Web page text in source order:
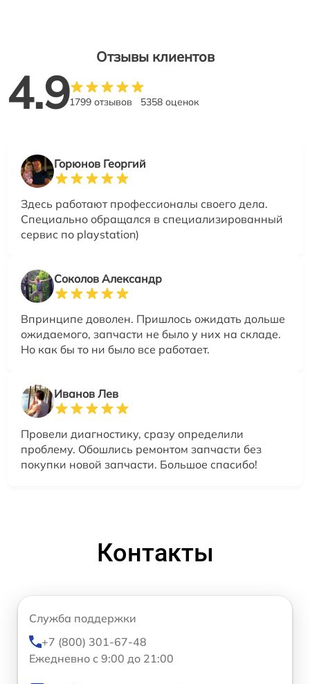
Отзывы клиентов
4.91799 отзывов 5358 оценок
Горюнов Георгий
Здесь работают профессионалы своего дела.
Специально обращался в специализированный
сервис по playstation)
Соколов Александр
Впринципе доволен. Пришлось ожидать дольше
ожидаемого, запчасти не было у них на складе.
Но как бы то ни было все работает.
Иванов Лев
Провели диагностику, сразу определили
проблему. Обошлись ремонтом запчасти без
покупки новой запчасти. Большое спасибо!
Контакты
Служба поддержки
+7 (800) 301-67-48
Ежедневно с 9:00 до 21:00